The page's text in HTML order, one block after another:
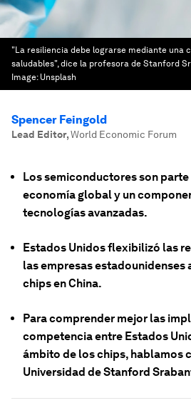
"La resiliencia debe lograrse mediante una
saludables", dice la profesora de Stanford
Image: Unsplash
Spencer Feingold
Lead Editor,World Economic Forum
Los semiconductores son
economía global y un
tecnologías avanzadas.
Estados Unidos flexibilizó las
las empresas estadounidenses
chips en China.
Para comprender mejor las
competencia entre Estados
ámbito de los chips, hablamos
Universidad de Stanford